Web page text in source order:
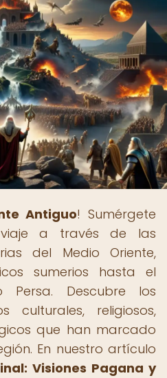
Antiguo! Sumérgete
a través de las
del Medio Oriente,
sumerios hasta el
Persa. Descubre los
culturales, religiosos,
que han marcado
En nuestro artículo
Visiones Pagana y